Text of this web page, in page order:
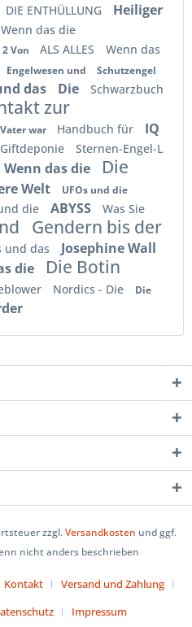
DIE ENTHÜLLUNG
Heiliger
Wenn das die
2 Von ALS ALLES
Wenn das
Engelwesen und
Schutzengel
das Die Schwarzbuch
zur
war Handbuch für
IQ
Giftdeponie Sternen-Engel-L
Wenn das die
Die
Welt UFOs und die
die ABYSS
Was Sie
Gendern bis der
und das Josephine Wall
die
Die Botin
Nordics - Die
Die
zzgl.Versandkosten und ggf.
nicht anders beschrieben
Kontakt
Versand und Zahlung
Impressum